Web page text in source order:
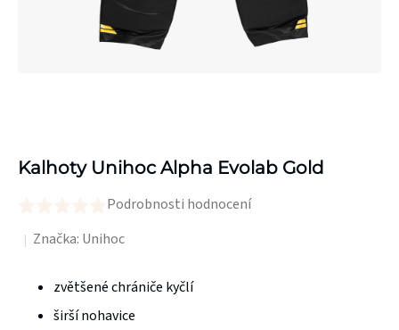
Kalhoty Unihoc Alpha Evolab Gold
hodnocení
Podrobnosti hodnocení
Značka: Unihoc
zvětšené chrániče kyčlí
širší nohavice